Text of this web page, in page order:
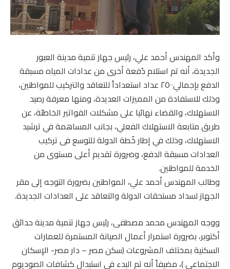
وأكد المهندس أحمد علي، رئيس جهاز تنمية مدينة العبور
الجديدة، أنه تم استلام دُفعة أخرى من عدادات المياه مسبقة
الدفع بإجمالي٢٥٠٠ عداد استعداداً للتعاقد والتركيب للمواطنين،
وذلك للاستفادة من المميزات العديدة، ومنها معرفة رصيد
الاستهلاك، والقضاء نهائيا على مشكلات الفواتير الخاطئة، عن
طريق متابعة الاستهلاك الفعلي، بجانب المساهمة في ترشيد
الاستهلاك، وذلك ‏في إطار خُطة الدولة للتوسع فى تركيب
العدادات مسبقة الدفع، وضرورة تقديم أعلى مستوى من
الخدمة للمواطنين.
وطالب المهندس أحمد علي، المواطنين بضرورة التوجه إلى مقر
الجهاز لسداد مستحقات الدولة والتعاقد على العدادات الجديدة.
ووجه المهندس محمد مصطفى، رئيس جهاز تنمية مدينة حدائق
أكتوبر، بضرورة استمرار أعمال الصيانة المستمرة للعمارات
السكنية بمختلف المشروعات (سكن مصر – دار مصر- الإسكان
الاجتماعي )، مضيفاً أنه تم البدء في استبدال كشافات الصوديوم